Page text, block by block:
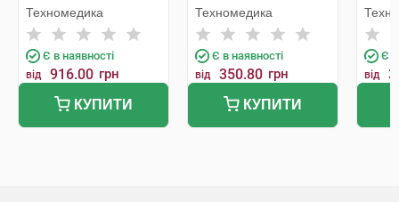
розмір L/XXL 1 шт
Техномедика
Є в наявності
від 916.00 грн
КУПИТИ
додатковою фіксацією
розмір L 1 шт
Техномедика
Є в наявності
від 350.80 грн
КУПИТИ
Є в
від